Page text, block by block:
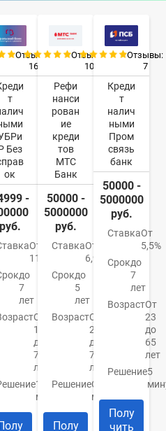
Отзывы:
16
т
Без
ок
-
руб.
От
11%
до
7
лет
От
19
до
75
лет
15
минут
Отзывы:
10
Рефи
нанси
рован
ие
креди
тов
МТС
Банк
50000 -
5000000
руб.
СтавкаОт
6,9%
Срокдо
5
лет
ВозрастОт
20
до
70
лет
РешениеОт 15
минут
Полу
Отзывы:
7
Креди
т
налич
ными
Пром
связь
банк
50000 -
5000000
руб.
СтавкаОт
5,5%
Срокдо
7
лет
ВозрастОт
23
до
65
лет
Решение5
Полу
чить